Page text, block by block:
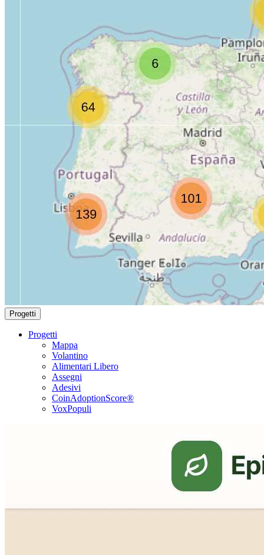
Progetti
Progetti
Mappa
Volantino
Alimentari Libero
Assegni
Adesivi
CoinAdoptionScore®
VoxPopuli